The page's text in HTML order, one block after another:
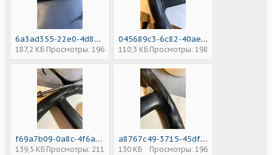
6a3ad355-22e0-4d8b-885b-63285d660923.jpeg
187,2 КБ Просмотры: 196
045689c3-6c82-40ae-be18-d92c94829766.jpeg
110,3 КБ Просмотры: 198
f69a7b09-0a8c-4f6a-bcc0-636a9c272f50.jpeg
139,5 КБ Просмотры: 211
a8767c49-3715-45df-9fb4-0b89f550bb0a.jpeg
130 КБ Просмотры: 196